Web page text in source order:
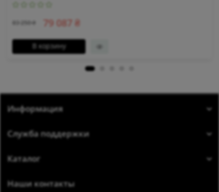
83 250 ₴ 79 087 ₴
В корзину
Информация
Служба поддержки
Каталог
Наши контакты